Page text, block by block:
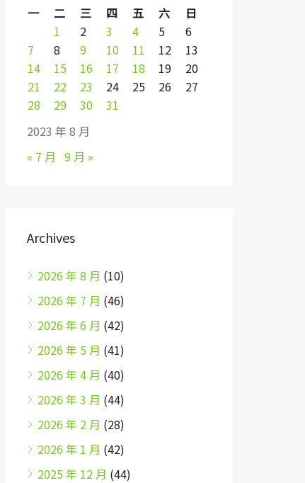
2023 年 8 月
一 二 三 四 五 六
日
1
2 3 4 5
6
7
8 9 10 11 12
13
14
15 16 17 18 19
20
21
22 23 24 25 26
27
28
29 30 31
« 7 月 9 月 »
Archives
2026 年 8 月 (10)
2026 年 7 月 (46)
2026 年 6 月 (42)
2026 年 5 月 (41)
2026 年 4 月 (40)
2026 年 3 月 (44)
2026 年 2 月 (28)
2026 年 1 月 (42)
2025 年 12 月 (44)